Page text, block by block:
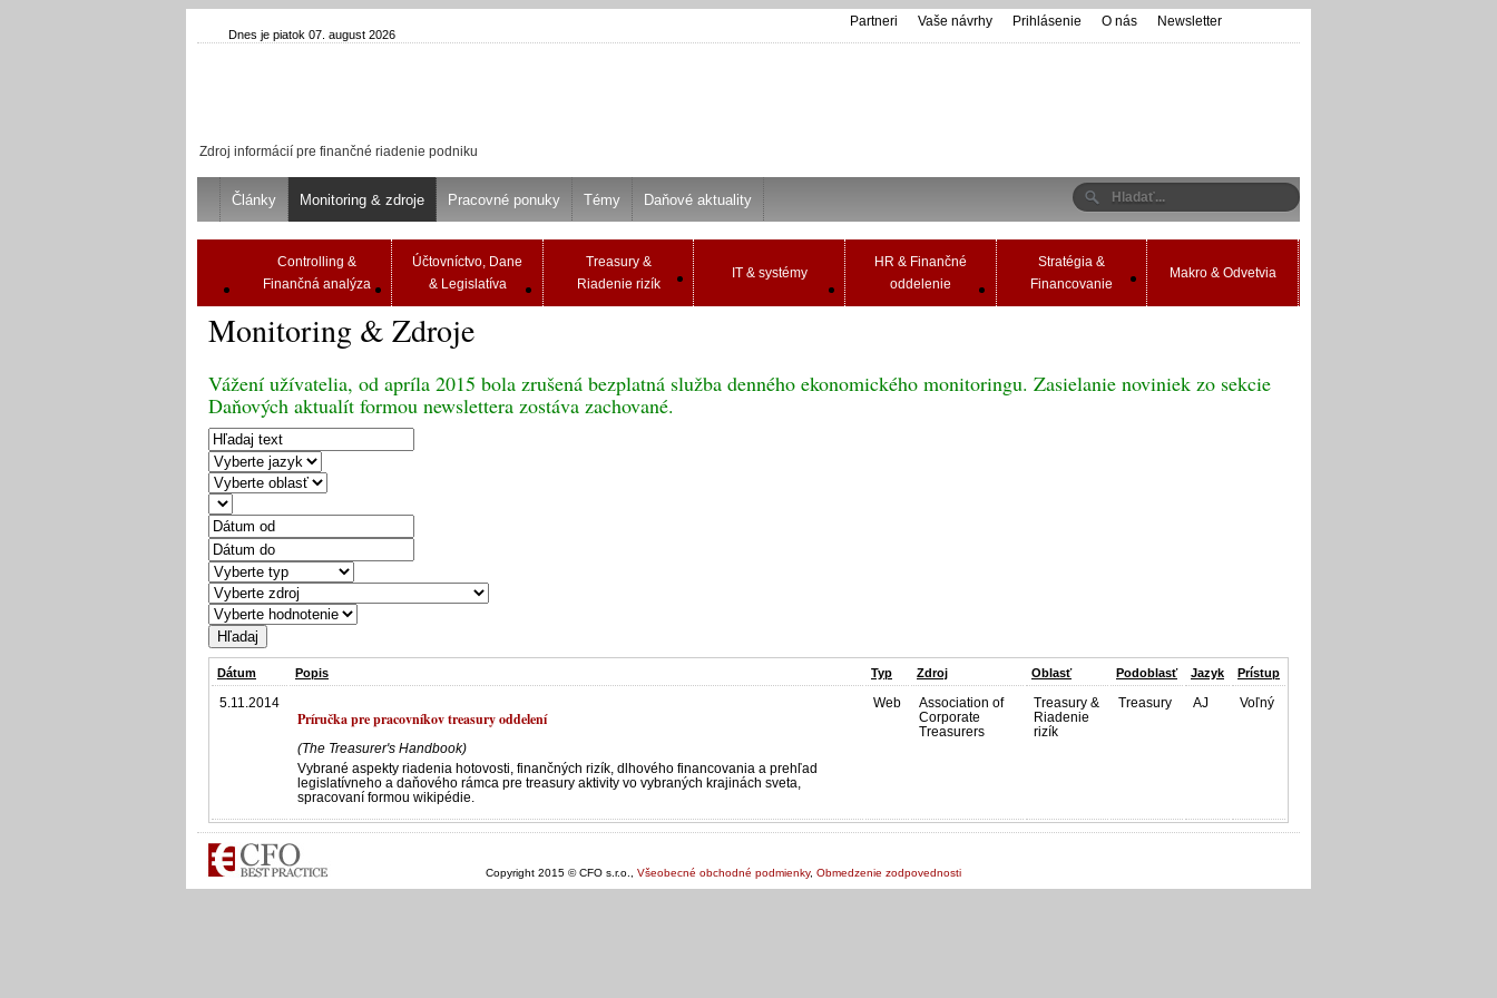
Dnes je piatok 07. august 2026
Partneri Vaše návrhy Prihlásenie O nás Newsletter
Zdroj informácií pre finančné riadenie podniku
Články Monitoring & zdroje Pracovné ponuky Témy Daňové aktuality
Controlling &
Finančná analýza
Účtovníctvo, Dane
& Legislatíva
Treasury &
Riadenie rizík
IT & systémy
HR & Finančné
oddelenie
Stratégia &
Financovanie
Makro & Odvetvia
Monitoring & Zdroje
Vážení užívatelia, od apríla 2015 bola zrušená bezplatná služba denného ekonomického monitoringu. Zasielanie noviniek zo sekcie
Daňových aktualít formou newslettera zostáva zachované.
Dátum Popis Typ Zdroj Oblasť Podoblasť Jazyk Prístup
5.11.2014
Príručka pre pracovníkov treasury oddelení
(The Treasurer's Handbook)
Vybrané aspekty riadenia hotovosti, finančných rizík, dlhového financovania a prehľad
legislatívneho a daňového rámca pre treasury aktivity vo vybraných krajinách sveta,
spracovaní formou wikipédie.
Web
Association of
Corporate
Treasurers
Treasury &
Riadenie
rizík
Treasury AJ Voľný
Copyright 2015 © CFO s.r.o.,Všeobecné obchodné podmienky,Obmedzenie zodpovednosti